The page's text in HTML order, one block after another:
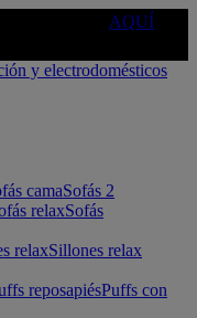
AQUÍ
camaSofás 2
relaxSofás
relaxSillones relax
reposapiésPuffs con